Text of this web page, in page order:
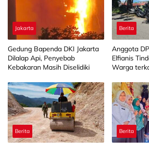
Jakarta
Gedung Bapenda DKI Jakarta
Dilalap Api, Penyebab
Kebakaran Masih Diselidiki
Berita
Anggota
Elfianis
Warga
Berita Berita